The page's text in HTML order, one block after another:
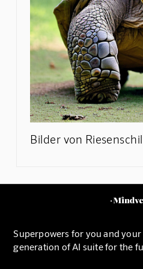
Bilder von
Superpowers for you and
generation of AI suite for the